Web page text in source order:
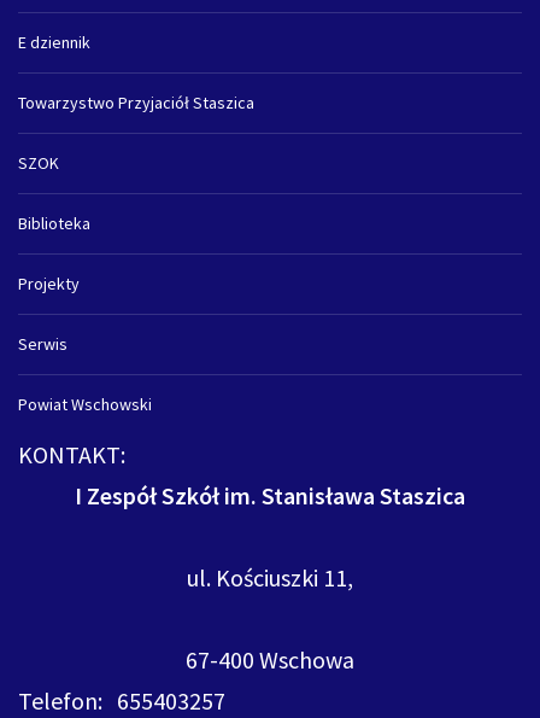
E dziennik
Towarzystwo Przyjaciół Staszica
SZOK
Biblioteka
Projekty
Serwis
Powiat Wschowski
KONTAKT:
I Zespół Szkół im. Stanisława Staszica
ul. Kościuszki 11,
67-400 Wschowa
Telefon: 655403257